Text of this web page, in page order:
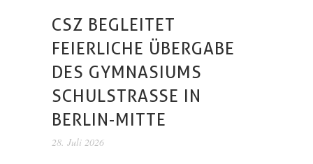
CSZ BEGLEITET
FEIERLICHE ÜBERGABE
DES GYMNASIUMS
SCHULSTRASSE IN B
ERLIN-MITTE
28. Juli 2026